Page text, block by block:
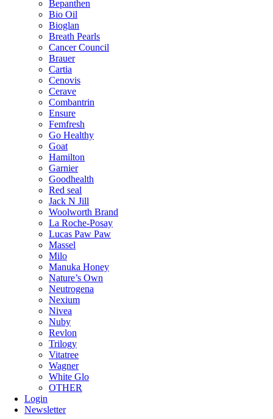
Bepanthen
Bio Oil
Bioglan
Breath Pearls
Cancer Council
Brauer
Cartia
Cenovis
Cerave
Combantrin
Ensure
Femfresh
Go Healthy
Goat
Hamilton
Garnier
Goodhealth
Red seal
Jack N Jill
Woolworth Brand
La Roche-Posay
Lucas Paw Paw
Massel
Milo
Manuka Honey
Nature’s Own
Neutrogena
Nexium
Nivea
Nuby
Revlon
Trilogy
Vitatree
Wagner
White Glo
OTHER
Login
Newsletter